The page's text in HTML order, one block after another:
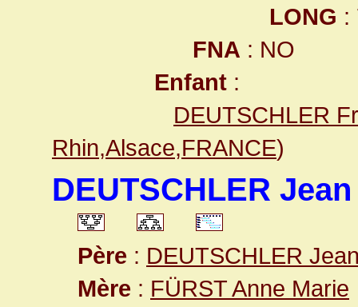
LONG :
FNA : NO
Enfant :
DEUTSCHLER
Rhin,Alsace,FRANCE)
DEUTSCHLER Jean
Père : DEUTSCHLER
Mère : FÜRST Anne Marie